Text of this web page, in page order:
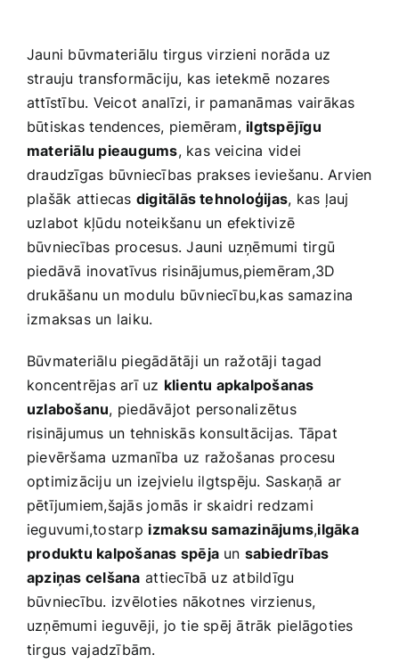
Sports, tūrisms un atpūta
TV un Sadzīves tehnika
Zoo preces
Jauni būvmateriālu tirgus virzieni norāda uz
strauju transformāciju,‌ kas ietekmē nozares
attīstību. Veicot analīzi,‍ ir pamanāmas vairākas
būtiskas tendences, piemēram, ilgtspējīgu
materiālu pieaugums, kas veicina videi
draudzīgas būvniecības prakses ieviešanu. Arvien
plašāk attiecas digitālās tehnoloģijas, kas ļauj​
uzlabot kļūdu noteikšanu un efektivizē‍
būvniecības procesus. Jauni uzņēmumi tirgū
piedāvā⁤ inovatīvus risinājumus,piemēram,3D
drukāšanu un modulu būvniecību,kas samazina
izmaksas un laiku.
Būvmateriālu piegādātāji un⁣ ražotāji tagad
koncentrējas arī uz klientu apkalpošanas
uzlabošanu, piedāvājot personalizētus
risinājumus un tehniskās konsultācijas. Tāpat
pievēršama uzmanība uz ražošanas procesu
optimizāciju un izejvielu ilgtspēju. Saskaņā ar
pētījumiem,šajās jomās ir skaidri redzami
ieguvumi,tostarp⁤ izmaksu samazinājums,ilgāka
produktu kalpošanas spēja un sabiedrības
apziņas celšana ⁤attiecībā uz​ atbildīgu
būvniecību. izvēloties nākotnes​ virzienus,⁣
uzņēmumi ieguvēji, jo​ tie spēj ātrāk pielāgoties
tirgus⁢ vajadzībām.